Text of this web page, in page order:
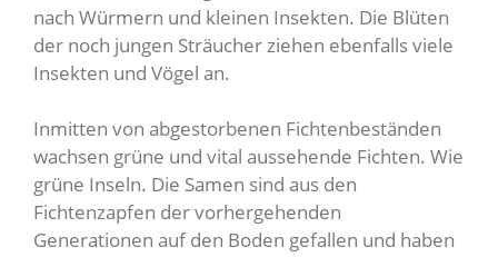
nach Würmern und kleinen Insekten. Die Blüten
der noch jungen Sträucher ziehen ebenfalls viele
Insekten und Vögel an.
Inmitten von abgestorbenen Fichtenbeständen
wachsen grüne und vital aussehende Fichten. Wie
grüne Inseln. Die Samen sind aus den
Fichtenzapfen der vorhergehenden
Generationen auf den Boden gefallen und haben